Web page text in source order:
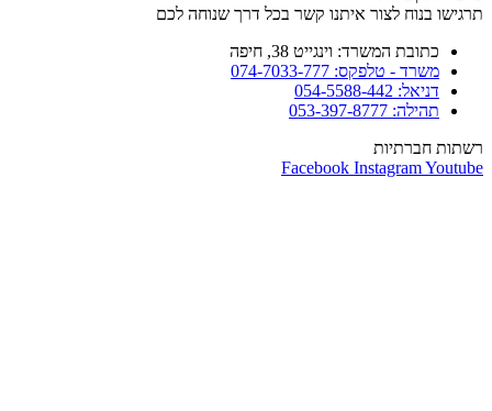
תרגישו בנוח לצור איתנו קשר בכל דרך שנוחה לכם
כתובת המשרד: וינגייט 38, חיפה
משרד - טלפקס: 074-7033-777
דניאל: 054-5588-442
תהילה: 053-397-8777
רשתות חברתיות
Facebook InstagramYoutube